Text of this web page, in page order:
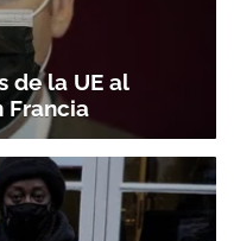
la UE al
Francia